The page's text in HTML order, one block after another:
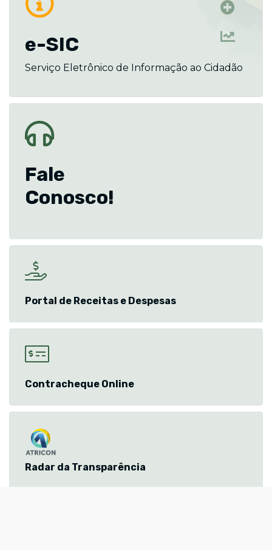
e-SIC
Serviço Eletrônico de Informação ao Cidadão
Fale
Conosco!
Portal de Receitas e Despesas
Contracheque Online
Radar da Transparência